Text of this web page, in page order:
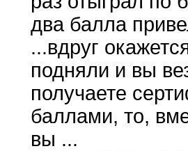
два балла
...вдруг
подняли и вы
получаете
баллами, то,
вы ...